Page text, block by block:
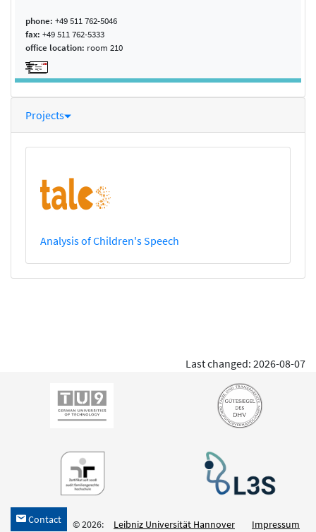
phone: +49 511 762-5046
fax: +49 511 762-5333
office location: room 210
Projects
Analysis of Children's Speech
Last changed: 2026-08-07
h Contact © 2026: Leibniz Universität Hannover Impressum